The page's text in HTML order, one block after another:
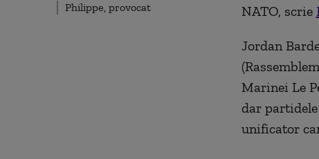
Philippe, provocat
NATO, scrie
Jordan
Marinei Le
dar
unificator